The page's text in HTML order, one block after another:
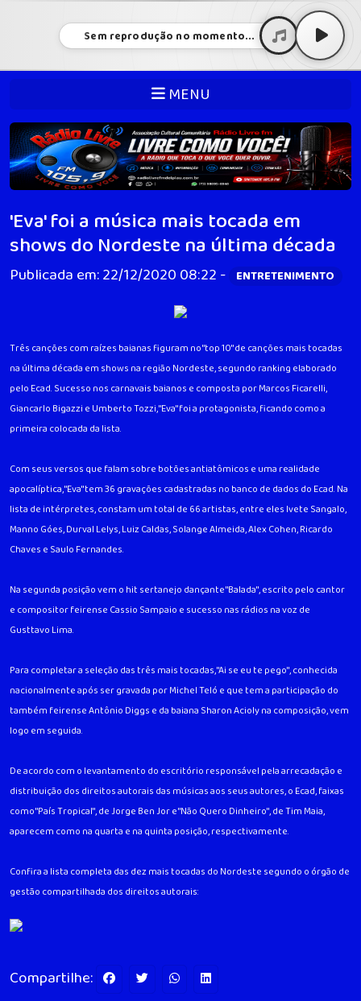
Sem reprodução no momento...
MENU
'Eva' foi a música mais tocada em
shows do Nordeste na última década
Publicada em: 22/12/2020 08:22 - ENTRETENIMENTO
Três canções com raízes baianas figuram no "top 10" de canções mais tocadas
na última década em shows na região Nordeste, segundo ranking elaborado
pelo Ecad. Sucesso nos carnavais baianos e composta por Marcos Ficarelli,
Giancarlo Bigazzi e Umberto Tozzi, "Eva" foi a protagonista, ficando como a
primeira colocada da lista.
Com seus versos que falam sobre botões antiatômicos e uma realidade
apocalíptica, "Eva" tem 36 gravações cadastradas no banco de dados do Ecad. Na
lista de intérpretes, constam um total de 66 artistas, entre eles Ivete Sangalo,
Manno Góes, Durval Lelys, Luiz Caldas, Solange Almeida, Alex Cohen, Ricardo
Chaves e Saulo Fernandes.
Na segunda posição vem o hit sertanejo dançante "Balada", escrito pelo cantor
e compositor feirense Cassio Sampaio e sucesso nas rádios na voz de
Gusttavo Lima.
Para completar a seleção das três mais tocadas, "Ai se eu te pego", conhecida
nacionalmente após ser gravada por Michel Teló e que tem a participação do
também feirense Antônio Diggs e da baiana Sharon Acioly na composição, vem
logo em seguida.
De acordo com o levantamento do escritório responsável pela arrecadação e
distribuição dos direitos autorais das músicas aos seus autores, o Ecad, faixas
como "País Tropical", de Jorge Ben Jor e "Não Quero Dinheiro", de Tim Maia,
aparecem como na quarta e na quinta posição, respectivamente.
Confira a lista completa das dez mais tocadas do Nordeste segundo o órgão de
gestão compartilhada dos direitos autorais:
Compartilhe: